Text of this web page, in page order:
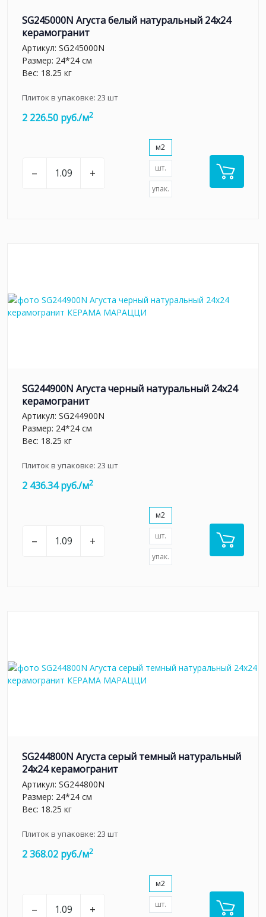
SG245000N Агуста белый натуральный 24х24
керамогранит
Артикул: SG245000N
Размер: 24*24 см
Вес: 18.25 кг
Плиток в упаковке: 23 шт
2 226.50 руб./м2
– +
м2
шт.
упак.
SG244900N Агуста черный натуральный 24х24
керамогранит
Артикул: SG244900N
Размер: 24*24 см
Вес: 18.25 кг
Плиток в упаковке: 23 шт
2 436.34 руб./м2
– +
м2
шт.
упак.
SG244800N Агуста серый темный натуральный
24х24 керамогранит
Артикул: SG244800N
Размер: 24*24 см
Вес: 18.25 кг
Плиток в упаковке: 23 шт
2 368.02 руб./м2
– +
м2
шт.